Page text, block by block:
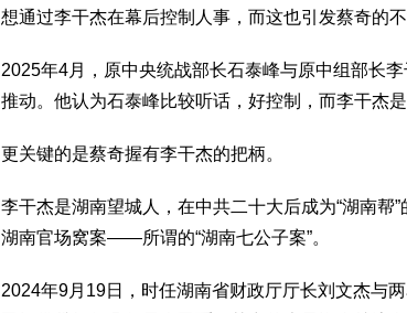
想通过李干杰在幕后控制人事，而这也引发蔡奇的不
2025年4月，原中央统战部长石泰峰与原中组部长
推动。他认为石泰峰比较听话，好控制，而李干杰是
更关键的是蔡奇握有李干杰的把柄。
李干杰是湖南望城人，在中共二十大后成为“湖南帮
湖南官场窝案——所谓的“湖南七公子案”。
2024年9月19日，时任湖南省财政厅厅长刘文杰与